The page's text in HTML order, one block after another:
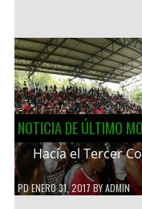
NOTICIA DE ÚLTIMO
Hacía el Tercer
PDENERO 31, 2017 BYADMIN